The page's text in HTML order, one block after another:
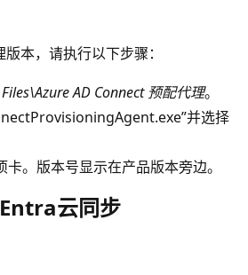
本，请执行以下步骤：
AD Connect 预配代理。
并选择
。 版本号显示在产品版本旁边。
云同步